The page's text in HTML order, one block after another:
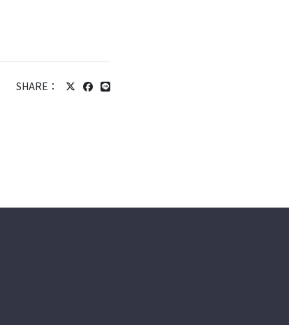
SHARE：